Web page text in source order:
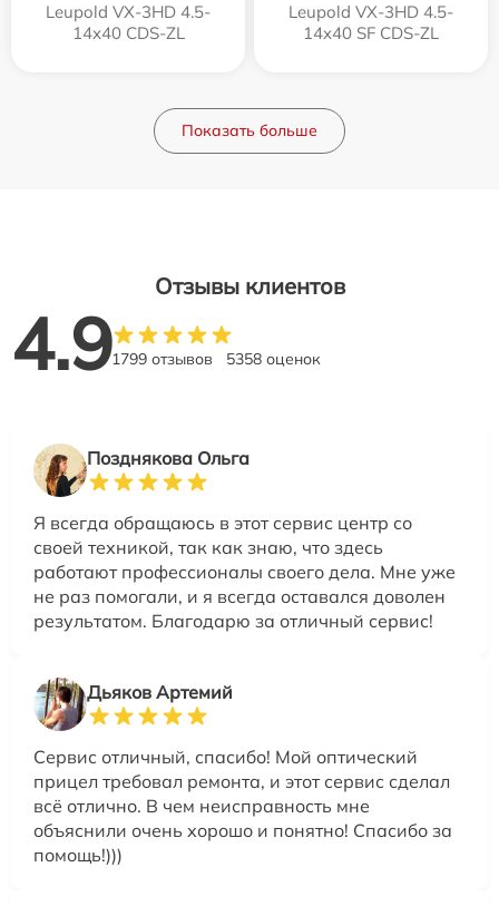
Leupold VX-3HD 4.5-
14x40 CDS-ZL
Leupold VX-3HD 4.5-
14x40 SF CDS-ZL
Показать больше
Отзывы клиентов
4.91799 отзывов 5358 оценок
Позднякова Ольга
Я всегда обращаюсь в этот сервис центр со
своей техникой, так как знаю, что здесь
работают профессионалы своего дела. Мне уже
не раз помогали, и я всегда оставался доволен
результатом. Благодарю за отличный сервис!
Дьяков Артемий
Сервис отличный, спасибо! Мой оптический
прицел требовал ремонта, и этот сервис сделал
всё отлично. В чем неисправность мне
объяснили очень хорошо и понятно! Спасибо за
помощь!)))